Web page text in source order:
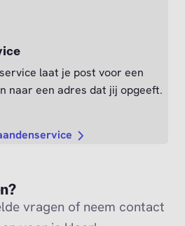
laat je post voor een
naar een adres dat jij opgeeft.
vragen of neem contact